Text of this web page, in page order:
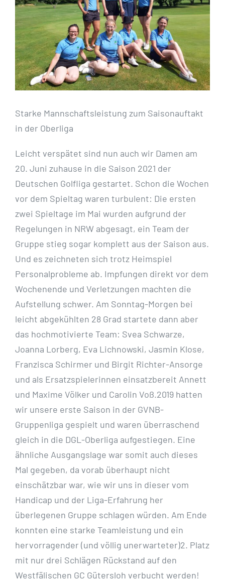
Starke Mannschaftsleistung zum Saisonauftakt
in der Oberliga
Leicht verspätet sind nun auch wir Damen am
20. Juni zuhause in die Saison 2021 der
Deutschen Golfliga gestartet. Schon die Wochen
vor dem Spieltag waren turbulent: Die ersten
zwei Spieltage im Mai wurden aufgrund der
Regelungen in NRW abgesagt, ein Team der
Gruppe stieg sogar komplett aus der Saison aus.
Und es zeichneten sich trotz Heimspiel
Personalprobleme ab. Impfungen direkt vor dem
Wochenende und Verletzungen machten die
Aufstellung schwer. Am Sonntag-Morgen bei
leicht abgekühlten 28 Grad startete dann aber
das hochmotivierte Team: Svea Schwarze,
Joanna Lorberg, Eva Lichnowski, Jasmin Klose,
Franzisca Schirmer und Birgit Richter-Ansorge
und als Ersatzspielerinnen einsatzbereit Annett
und Maxime Völker und Carolin Voß.2019 hatten
wir unsere erste Saison in der GVNB-
Gruppenliga gespielt und waren überraschend
gleich in die DGL-Oberliga aufgestiegen. Eine
ähnliche Ausgangslage war somit auch dieses
Mal gegeben, da vorab überhaupt nicht
einschätzbar war, wie wir uns in dieser vom
Handicap und der Liga-Erfahrung her
überlegenen Gruppe schlagen würden. Am Ende
konnten eine starke Teamleistung und ein
hervorragender (und völlig unerwarteter)2. Platz
mit nur drei Schlägen Rückstand auf den
Westfälischen GC Gütersloh verbucht werden!